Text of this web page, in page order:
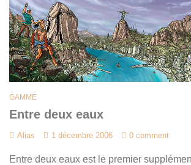
GAMME
Entre deux eaux
Alias 1 décembre 2006 0 comment
Entre deux eaux est le premier